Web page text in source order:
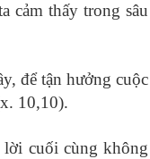
cảm thấy trong sâu
để tận hưởng cuộc
10,10).
lời cuối cùng không